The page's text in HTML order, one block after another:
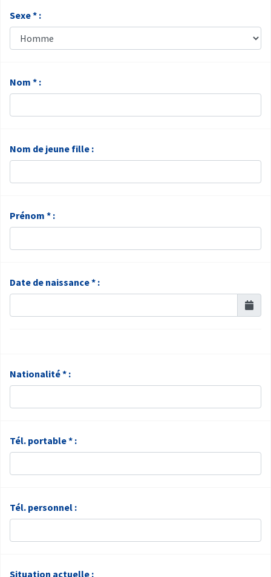
Sexe * :
Nom * :
Nom de jeune fille :
Prénom * :
Date de naissance * :
Nationalité * :
Tél. portable * :
Tél. personnel :
Situation actuelle :